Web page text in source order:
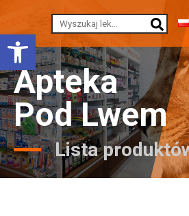
Otwórz pasek narzędzi
Apteka
Pod Lwem
Lista